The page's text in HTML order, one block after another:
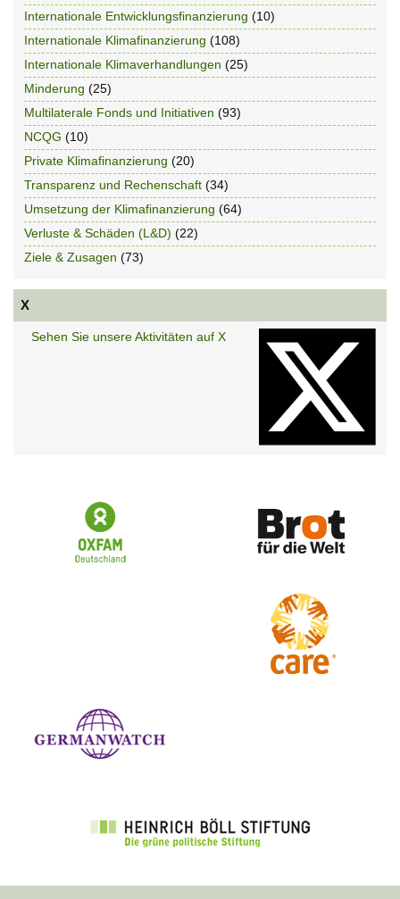
Internationale Entwicklungsfinanzierung (10)
Internationale Klimafinanzierung (108)
Internationale Klimaverhandlungen (25)
Minderung (25)
Multilaterale Fonds und Initiativen (93)
NCQG (10)
Private Klimafinanzierung (20)
Transparenz und Rechenschaft (34)
Umsetzung der Klimafinanzierung (64)
Verluste & Schäden (L&D) (22)
Ziele & Zusagen (73)
X
Sehen Sie unsere Aktivitäten auf X